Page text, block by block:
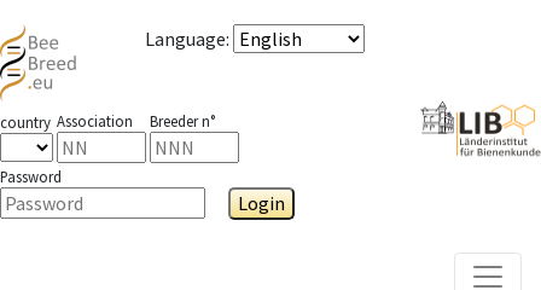
Language:
country Association Breeder n°
Password
Login